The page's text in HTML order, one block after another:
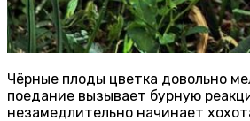
Чёрные плоды цветка довольно
поедание вызывает бурную
незамедлительно начинает